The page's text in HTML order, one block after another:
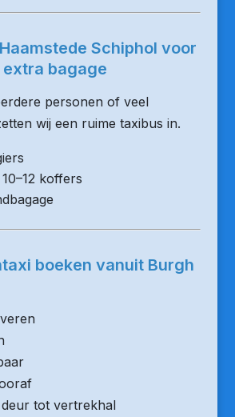
Schiphol voor
bagage
personen of veel
wij een ruime taxibus in.
koffers
boeken vanuit Burgh
tot vertrekhal